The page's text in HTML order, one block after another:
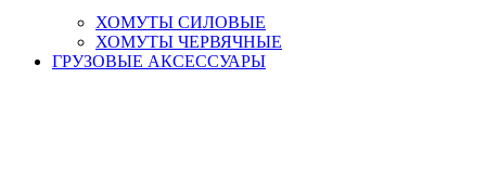
ХОМУТЫ СИЛОВЫЕ
ХОМУТЫ ЧЕРВЯЧНЫЕ
ГРУЗОВЫЕ АКСЕССУАРЫ